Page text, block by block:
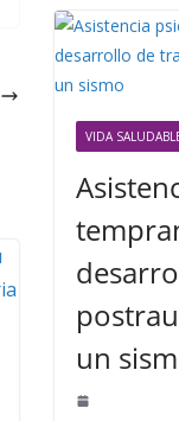
VIDA
un